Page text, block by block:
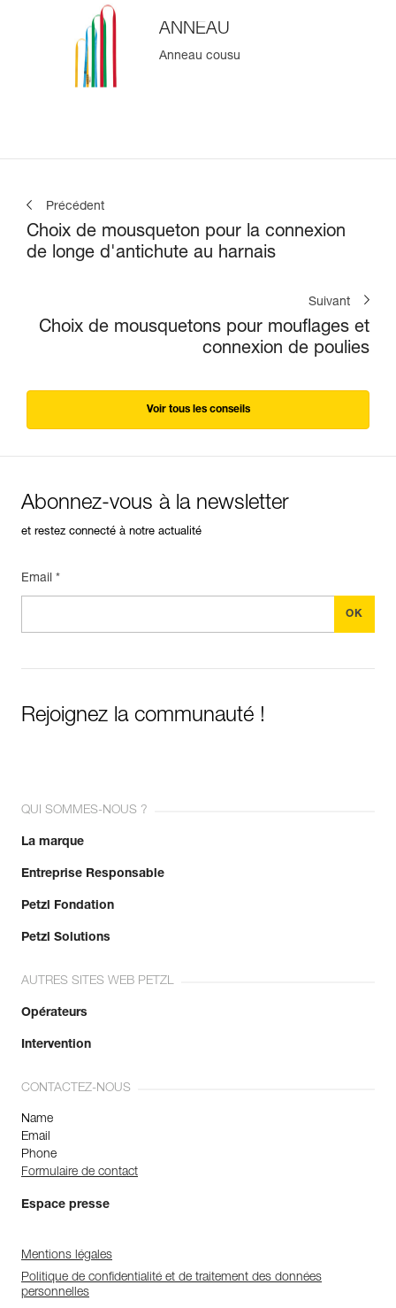
ANNEAU
Anneau cousu
Précédent
Choix de mousqueton pour la connexion
de longe d'antichute au harnais
Suivant
Choix de mousquetons pour mouflages et
connexion de poulies
Voir tous les conseils
Abonnez-vous à la newsletter
et restez connecté à notre actualité
Email *
Rejoignez la communauté !
QUI SOMMES-NOUS ?
La marque
Entreprise Responsable
Petzl Fondation
Petzl Solutions
AUTRES SITES WEB PETZL
Opérateurs
Intervention
CONTACTEZ-NOUS
Name
Email
Phone
Formulaire de contact
Espace presse
Mentions légales
Politique de confidentialité et de traitement des données
personnelles